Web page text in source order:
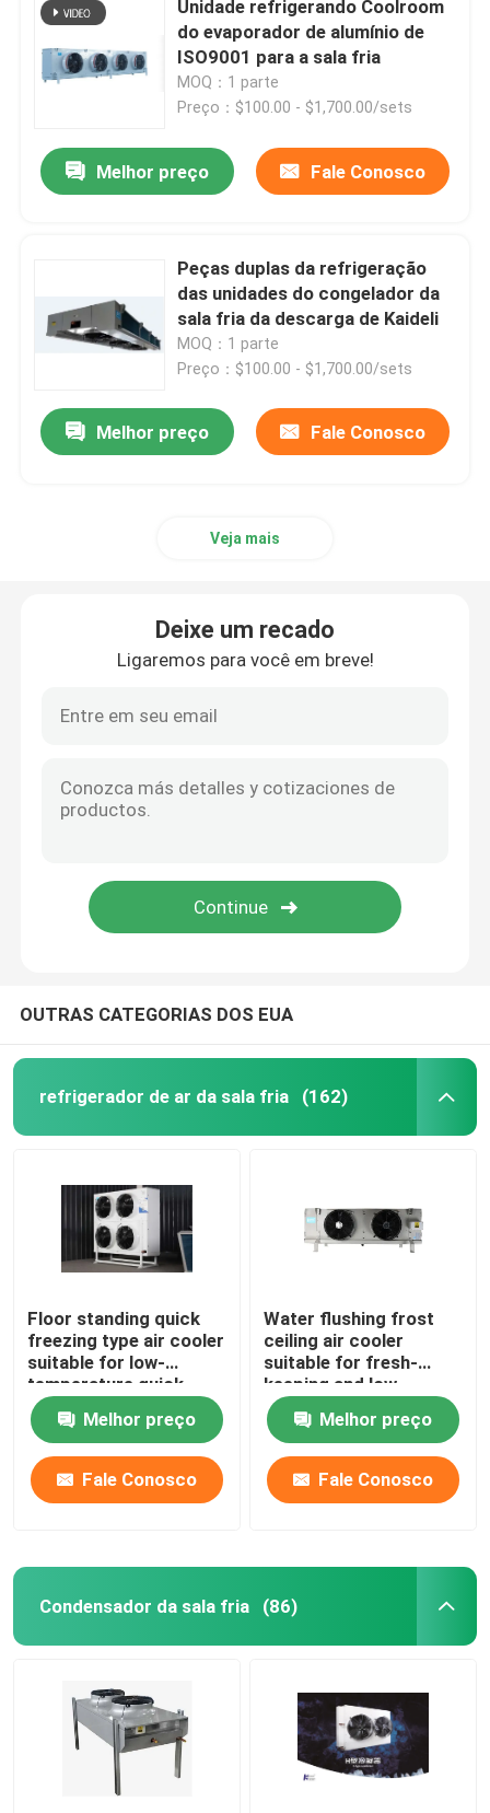
Unidade de condensação da sala do congelador
Unidade de condensação do rolo
Receptor líquido horizontal
Unidade refrigerando Coolroom
do evaporador de alumínio de
ISO9001 para a sala fria
MOQ：1 parte
Preço：$100.00 - $1,700.00/sets
Melhor preço Fale Conosco
Peças duplas da refrigeração
das unidades do congelador da
sala fria da descarga de Kaideli
MOQ：1 parte
Preço：$100.00 - $1,700.00/sets
Melhor preço Fale Conosco
Veja mais
Deixe um recado
Ligaremos para você em breve!
OUTRAS CATEGORIAS DOS EUA
refrigerador de ar da sala fria (162)
Floor standing quick
freezing type air cooler
suitable for low-
temperature quick
freezing cold storage,
compatible with
R404A/R507/R22
refrigerants,
supporting 220V/380V
Melhor preço
Fale Conosco
Water flushing frost
ceiling air cooler
suitable for fresh-
keeping and low-
temperature
refrigeration
warehouses,
compatible with
refrigerants such as
Melhor preço
Fale Conosco
Condensador da sala fria (86)